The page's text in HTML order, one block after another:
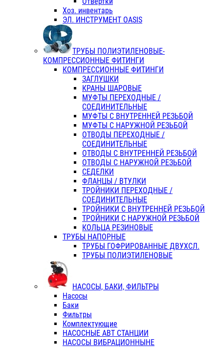
Хоз. инвентарь
ЭЛ. ИНСТРУМЕНТ OASIS
ТРУБЫ ПОЛИЭТИЛЕНОВЫЕ-
КОМПРЕССИОННЫЕ ФИТИНГИ
КОМПРЕССИОННЫЕ ФИТИНГИ
ЗАГЛУШКИ
КРАНЫ ШАРОВЫЕ
МУФТЫ ПЕРЕХОДНЫЕ /
СОЕДИНИТЕЛЬНЫЕ
МУФТЫ С ВНУТРЕННЕЙ РЕЗЬБОЙ
МУФТЫ С НАРУЖНОЙ РЕЗЬБОЙ
ОТВОДЫ ПЕРЕХОДНЫЕ /
СОЕДИНИТЕЛЬНЫЕ
ОТВОДЫ С ВНУТРЕННЕЙ РЕЗЬБОЙ
ОТВОДЫ С НАРУЖНОЙ РЕЗЬБОЙ
СЕДЕЛКИ
ФЛАНЦЫ / ВТУЛКИ
ТРОЙНИКИ ПЕРЕХОДНЫЕ /
СОЕДИНИТЕЛЬНЫЕ
ТРОЙНИКИ С ВНУТРЕННЕЙ РЕЗЬБОЙ
ТРОЙНИКИ С НАРУЖНОЙ РЕЗЬБОЙ
КОЛЬЦА РЕЗИНОВЫЕ
ТРУБЫ НАПОРНЫЕ
ТРУБЫ ГОФРИРОВАННЫЕ ДВУХСЛ.
ТРУБЫ ПОЛИЭТИЛЕНОВЫЕ
НАСОСЫ, БАКИ, ФИЛЬТРЫ
Насосы
Баки
Фильтры
Комплектующие
НАСОСНЫЕ АВТ СТАНЦИИ
НАСОСЫ ВИБРАЦИОННЫНЕ